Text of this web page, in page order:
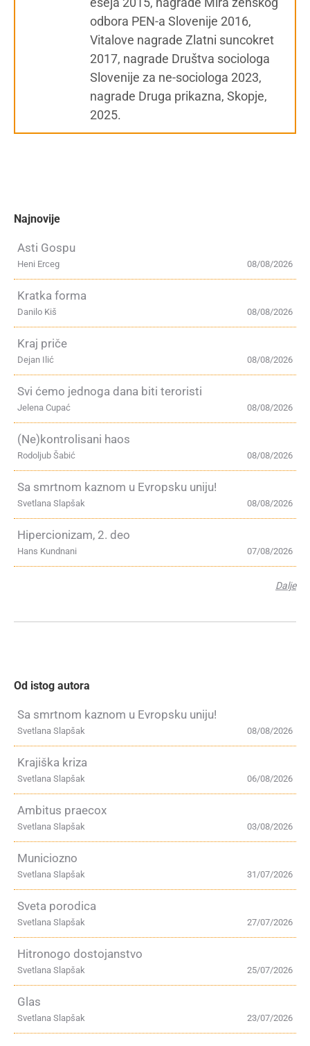
odbora PEN-a Slovenije 2016,
Vitalove nagrade Zlatni suncokret
2017, nagrade Društva sociologa
Slovenije za ne-sociologa 2023,
nagrade Druga prikazna, Skopje,
2025.
Najnovije
Asti Gospu
08/08/2026
Heni Erceg
Kratka forma
08/08/2026
Danilo Kiš
Kraj priče
08/08/2026
Dejan Ilić
Svi ćemo jednoga dana biti teroristi
08/08/2026
Jelena Cupać
(Ne)kontrolisani haos
08/08/2026
Rodoljub Šabić
Sa smrtnom kaznom u Evropsku uniju!
08/08/2026
Svetlana Slapšak
Hipercionizam, 2. deo
07/08/2026
Hans Kundnani
Dalje
Od istog autora
Sa smrtnom kaznom u Evropsku uniju!
08/08/2026
Svetlana Slapšak
Krajiška kriza
06/08/2026
Svetlana Slapšak
Ambitus praecox
03/08/2026
Svetlana Slapšak
Municiozno
31/07/2026
Svetlana Slapšak
Sveta porodica
27/07/2026
Svetlana Slapšak
Hitronogo dostojanstvo
25/07/2026
Svetlana Slapšak
Glas
23/07/2026
Svetlana Slapšak